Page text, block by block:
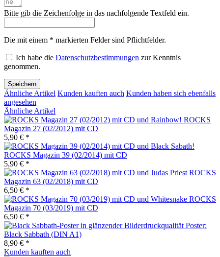
Bitte gib die Zeichenfolge in das nachfolgende Textfeld ein.
Die mit einem * markierten Felder sind Pflichtfelder.
Ich habe die Datenschutzbestimmungen zur Kenntnis
genommen.
Speichern
Ähnliche Artikel Kunden kauften auch Kunden haben sich ebenfalls
angesehen
Ähnliche Artikel
ROCKS
Magazin 27 (02/2012) mit CD
5,90 € *
ROCKS Magazin 39 (02/2014) mit CD
5,90 € *
ROCKS
Magazin 63 (02/2018) mit CD
6,50 € *
ROCKS
Magazin 70 (03/2019) mit CD
6,50 € *
Poster:
Black Sabbath (DIN A1)
8,90 € *
Kunden kauften auch